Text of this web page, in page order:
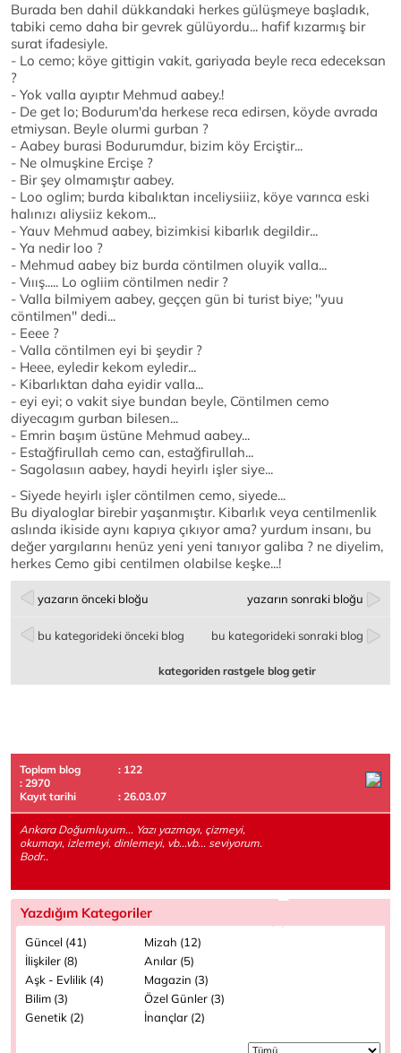
Burada ben dahil dükkandaki herkes gülüşmeye başladık,
tabiki cemo daha bir gevrek gülüyordu... hafif kızarmış bir
surat ifadesiyle.
- Lo cemo; köye gittigin vakit, gariyada beyle reca edeceksan
?
- Yok valla ayıptır Mehmud aabey.!
- De get lo; Bodurum'da herkese reca edirsen, köyde avrada
etmiysan. Beyle olurmi gurban ?
- Aabey burasi Bodurumdur, bizim köy Erciştir...
- Ne olmuşkine Ercişe ?
- Bir şey olmamıştır aabey.
- Loo oglim; burda kibalıktan inceliysiiiz, köye varınca eski
halınızı aliysiiz kekom...
- Yauv Mehmud aabey, bizimkisi kibarlık degildir...
- Ya nedir loo ?
- Mehmud aabey biz burda cöntilmen oluyik valla...
- Vııış..... Lo ogliim cöntilmen nedir ?
- Valla bilmiyem aabey, geççen gün bi turist biye; ''yuu
cöntilmen'' dedi...
- Eeee ?
- Valla cöntilmen eyi bi şeydir ?
- Heee, eyledir kekom eyledir...
- Kibarlıktan daha eyidir valla...
- eyi eyi; o vakit siye bundan beyle, Cöntilmen cemo
diyecagım gurban bilesen...
- Emrin başım üstüne Mehmud aabey...
- Estağfirullah cemo can, estağfirullah...
- Sagolasıın aabey, haydi heyirlı işler siye...
- Siyede heyirlı işler cöntilmen cemo, siyede...
Bu diyaloglar birebir yaşanmıştır. Kibarlık veya centilmenlik
aslında ikiside aynı kapıya çıkıyor ama? yurdum insanı, bu
değer yargılarını henüz yeni yeni tanıyor galiba ? ne diyelim,
herkes Cemo gibi centilmen olabilse keşke...!
yazarın önceki bloğu yazarın sonraki bloğu
bu kategorideki önceki blog bu kategorideki sonraki blog
kategoriden rastgele blog getir
Toplam blog
: 122
: 2970
Kayıt tarihi
: 26.03.07
Ankara Doğumluyum... Yazı yazmayı, çizmeyi,
okumayı, izlemeyi, dinlemeyi, vb...vb... seviyorum.
Bodr..
Yazdığım Kategoriler
Güncel (41)
Mizah (12)
İlişkiler (8)
Anılar (5)
Aşk - Evlilik (4)
Magazin (3)
Bilim (3)
Özel Günler (3)
Genetik (2)
İnançlar (2)